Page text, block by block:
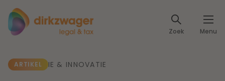
Zoek Menu
Expertises
ARTIKEL IE & INNOVATIE